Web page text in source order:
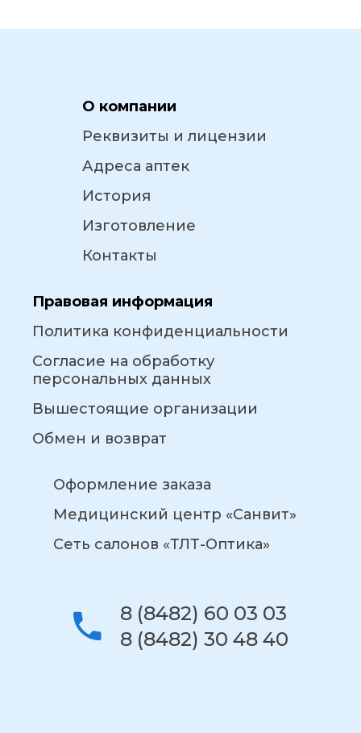
О компании
Реквизиты и лицензии
Адреса аптек
История
Изготовление
Контакты
Правовая информация
Политика конфиденциальности
Согласие на обработку
персональных данных
Вышестоящие организации
Обмен и возврат
Оформление заказа
Медицинский центр «Санвит»
Сеть салонов «ТЛТ-Оптика»
8 (8482) 60 03 03
8 (8482) 30 48 40